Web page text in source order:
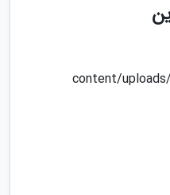
content/uploads/